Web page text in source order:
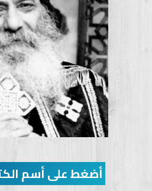
أضغط على أسم